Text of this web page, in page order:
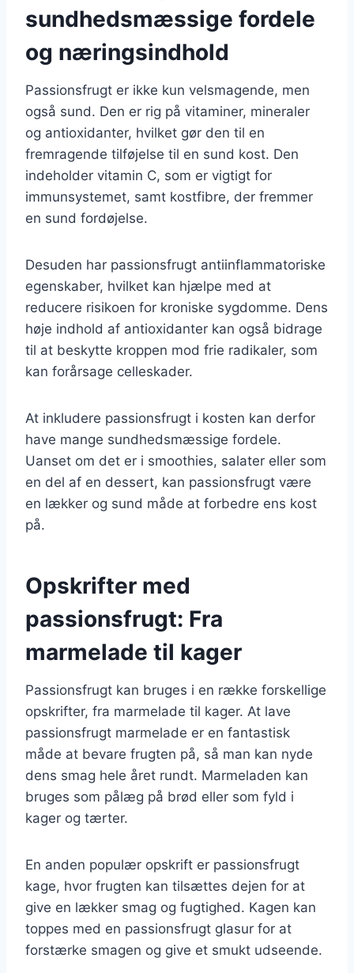
sundhedsmæssige fordele
og næringsindhold
Passionsfrugt er ikke kun velsmagende, men
også sund. Den er rig på vitaminer, mineraler
og antioxidanter, hvilket gør den til en
fremragende tilføjelse til en sund kost. Den
indeholder vitamin C, som er vigtigt for
immunsystemet, samt kostfibre, der fremmer
en sund fordøjelse.
Desuden har passionsfrugt antiinflammatoriske
egenskaber, hvilket kan hjælpe med at
reducere risikoen for kroniske sygdomme. Dens
høje indhold af antioxidanter kan også bidrage
til at beskytte kroppen mod frie radikaler, som
kan forårsage celleskader.
At inkludere passionsfrugt i kosten kan derfor
have mange sundhedsmæssige fordele.
Uanset om det er i smoothies, salater eller som
en del af en dessert, kan passionsfrugt være
en lækker og sund måde at forbedre ens kost
på.
Opskrifter med
passionsfrugt: Fra
marmelade til kager
Passionsfrugt kan bruges i en række forskellige
opskrifter, fra marmelade til kager. At lave
passionsfrugt marmelade er en fantastisk
måde at bevare frugten på, så man kan nyde
dens smag hele året rundt. Marmeladen kan
bruges som pålæg på brød eller som fyld i
kager og tærter.
En anden populær opskrift er passionsfrugt
kage, hvor frugten kan tilsættes dejen for at
give en lækker smag og fugtighed. Kagen kan
toppes med en passionsfrugt glasur for at
forstærke smagen og give et smukt udseende.